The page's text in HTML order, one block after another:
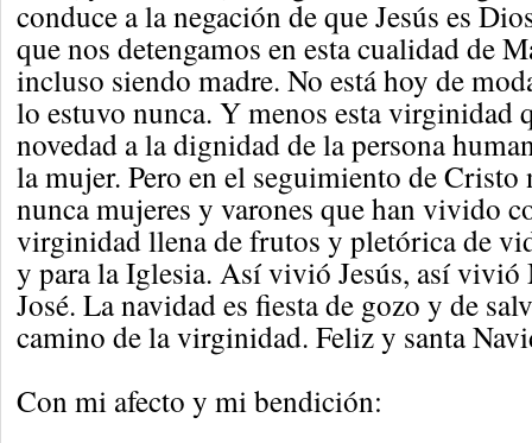
conduce a la negación de que Jesús es
que nos detengamos en esta cualidad de
incluso siendo madre. No está hoy de
lo estuvo nunca. Y menos esta virginidad
novedad a la dignidad de la persona
la mujer. Pero en el seguimiento de Cristo
nunca mujeres y varones que han vivido
virginidad llena de frutos y pletórica de
y para la Iglesia. Así vivió Jesús, así
José. La navidad es fiesta de gozo y de
camino de la virginidad. Feliz y santa
Con mi afecto y mi bendición: